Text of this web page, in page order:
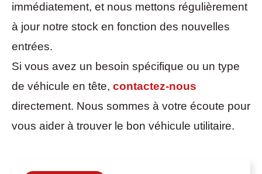
immédiatement, et nous mettons régulièrement
à jour notre stock en fonction des nouvelles
entrées.
Si vous avez un besoin spécifique ou un type
de véhicule en tête, contactez-nous
directement. Nous sommes à votre écoute pour
vous aider à trouver le bon véhicule utilitaire.